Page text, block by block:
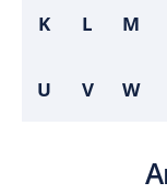
K L M
U V W